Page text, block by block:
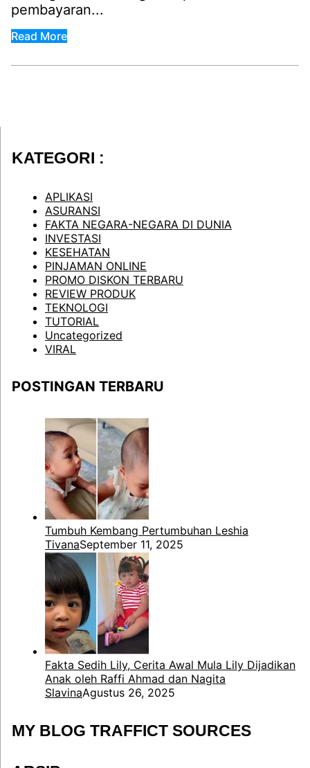
pembayaran...
Read More
KATEGORI :
APLIKASI
ASURANSI
FAKTA NEGARA-NEGARA DI DUNIA
INVESTASI
KESEHATAN
PINJAMAN ONLINE
PROMO DISKON TERBARU
REVIEW PRODUK
TEKNOLOGI
TUTORIAL
Uncategorized
VIRAL
POSTINGAN TERBARU
Tumbuh Kembang Pertumbuhan Leshia
TivanaSeptember 11, 2025
Fakta Sedih Lily, Cerita Awal Mula Lily Dijadikan
Anak oleh Raffi Ahmad dan Nagita
SlavinaAgustus 26, 2025
MY BLOG TRAFFICT SOURCES